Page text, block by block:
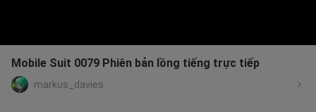
Mobile Suit 0079 Phiên bản lồng tiếng trực tiếp
markus_davies